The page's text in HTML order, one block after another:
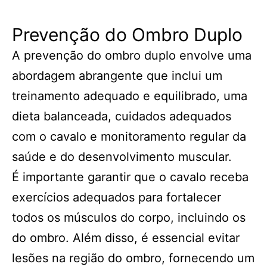
Prevenção do Ombro Duplo
A prevenção do ombro duplo envolve uma
abordagem abrangente que inclui um
treinamento adequado e equilibrado, uma
dieta balanceada, cuidados adequados
com o cavalo e monitoramento regular da
saúde e do desenvolvimento muscular.
É importante garantir que o cavalo receba
exercícios adequados para fortalecer
todos os músculos do corpo, incluindo os
do ombro. Além disso, é essencial evitar
lesões na região do ombro, fornecendo um